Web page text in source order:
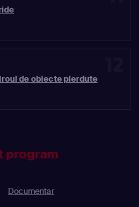
de obiecte pierdute
program
Documentar